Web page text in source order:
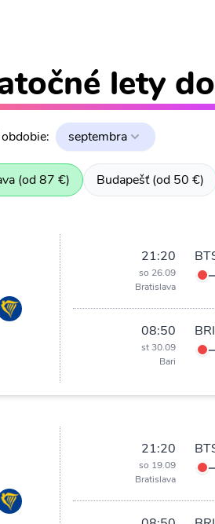
lety
septembra
(od 87 €) Budapešť (od 50 €)
21:20
so 26.09
Bratislava
08:50
st 30.09
Bari
BRI
21:20
so 19.09
Bratislava